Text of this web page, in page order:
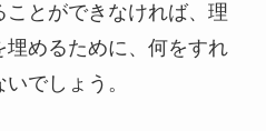
とができなければ、理
めるために、何をすれ
でしょう。